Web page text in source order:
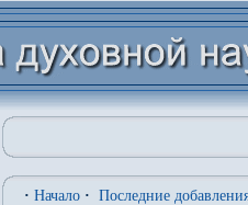
· Начало · Последние